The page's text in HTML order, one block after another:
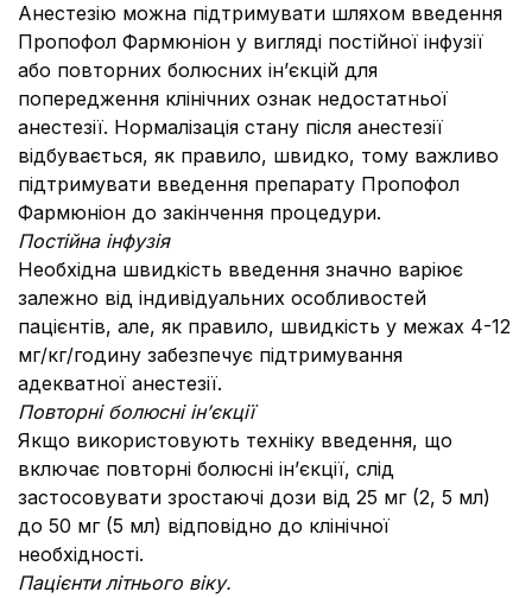
Анестезію можна підтримувати шляхом введення
Пропофол Фармюніон у вигляді постійної інфузії
або повторних болюсних ін’єкцій для
попередження клінічних ознак недостатньої
анестезії. Нормалізація стану після анестезії
відбувається, як правило, швидко, тому важливо
підтримувати введення препарату Пропофол
Фармюніон до закінчення процедури.
Постійна інфузія
Необхідна швидкість введення значно варіює
залежно від індивідуальних особливостей
пацієнтів, але, як правило, швидкість у межах 4-12
мг/кг/годину забезпечує підтримування
адекватної анестезії.
Повторні болюсні ін’єкції
Якщо використовують техніку введення, що
включає повторні болюсні ін’єкції, слід
застосовувати зростаючі дози від 25 мг (2, 5 мл)
до 50 мг (5 мл) відповідно до клінічної
необхідності.
Пацієнти літнього віку.